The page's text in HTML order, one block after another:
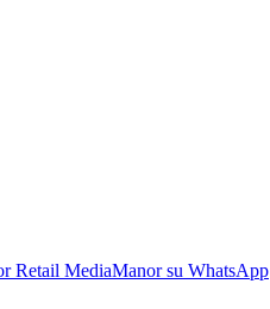
Retail MediaManor su WhatsApp